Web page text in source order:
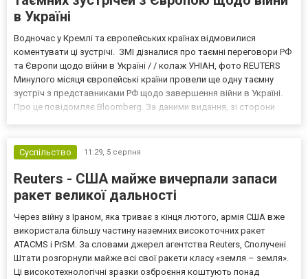
в Україні
Водночас у Кремлі та європейських країнах відмовилися
коментувати ці зустрічі. ЗМІ дізналися про таємні переговори РФ
та Європи щодо війни в Україні / / колаж УНІАН, фото REUTERS
Минулого місяця європейські країни провели ще одну таємну
зустріч з представниками РФ щодо завершення війни в Україні.
Про це повідомляє Bloomberg. За даними видання, зі сторони
Суспільство
11:29, 5 серпня
Reuters - США майже вичерпали запаси
ракет великої дальності
Через війну з Іраном, яка триває з кінця лютого, армія США вже
використала більшу частину наземних високоточних ракет
ATACMS і PrSM. За словами джерел агентства Reuters, Сполучені
Штати розгорнули майже всі свої ракети класу «земля – земля».
Ці високотехнологічні зразки озброєння коштують понад